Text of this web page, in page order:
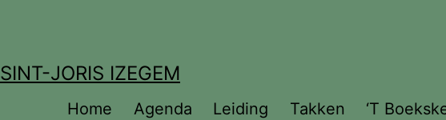
JORIS IZEGEM
Home Agenda Leiding Takken ‘T